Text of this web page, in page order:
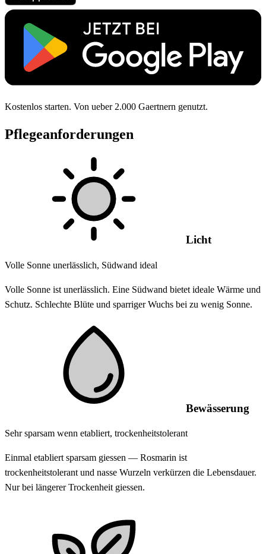
Kostenlos starten. Von ueber 2.000 Gaertnern genutzt.
Pflegeanforderungen
Licht
Volle Sonne unerlässlich, Südwand ideal
Volle Sonne ist unerlässlich. Eine Südwand bietet ideale Wärme und
Schutz. Schlechte Blüte und sparriger Wuchs bei zu wenig Sonne.
Bewässerung
Sehr sparsam wenn etabliert, trockenheitstolerant
Einmal etabliert sparsam giessen — Rosmarin ist
trockenheitstolerant und nasse Wurzeln verkürzen die Lebensdauer.
Nur bei längerer Trockenheit giessen.